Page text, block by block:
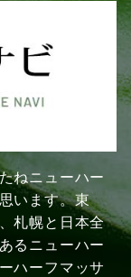
ねニューハー
います。東
札幌と日本全
るニューハー
ハーフマッサ